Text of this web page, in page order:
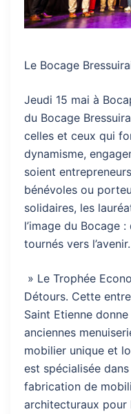
Le Bocage
Jeudi 15 mai à
du Bocage
celles et ceux qui
dynamisme,
soient
bénévoles ou
solidaires, les
l’image du Bocage
tournés vers l’avenir.
» Le Trophée
Détours. Cette
Saint Etienne
anciennes
mobilier unique et
est spécialisée
fabrication de
architecturaux pour